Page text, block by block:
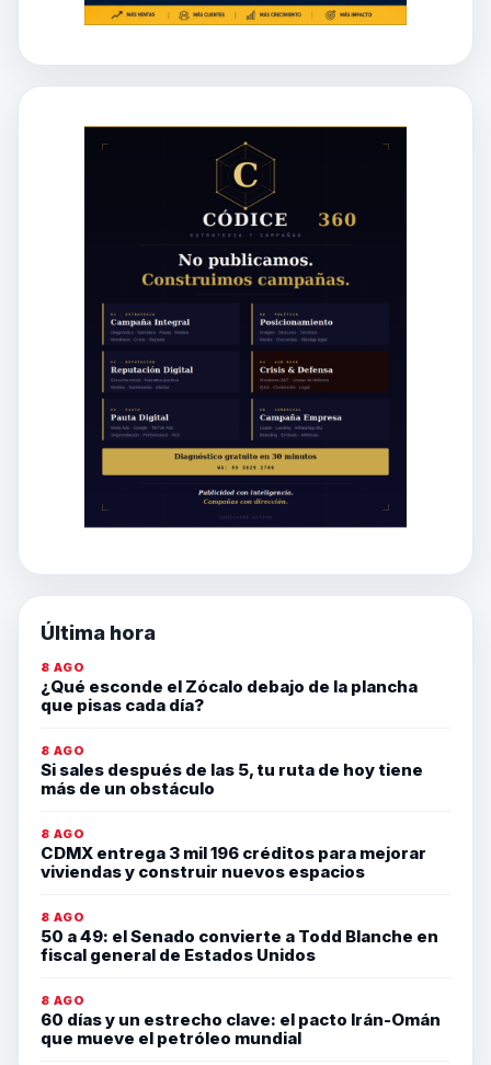
Última hora
8 AGO
¿Qué esconde el Zócalo debajo de la plancha
que pisas cada día?
8 AGO
Si sales después de las 5, tu ruta de hoy tiene
más de un obstáculo
8 AGO
CDMX entrega 3 mil 196 créditos para mejorar
viviendas y construir nuevos espacios
8 AGO
50 a 49: el Senado convierte a Todd Blanche en
fiscal general de Estados Unidos
8 AGO
60 días y un estrecho clave: el pacto Irán-Omán
que mueve el petróleo mundial